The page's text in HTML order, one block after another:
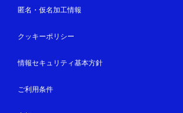
匿名・仮名加工情報
クッキーポリシー
情報セキュリティ基本方針
ご利用条件